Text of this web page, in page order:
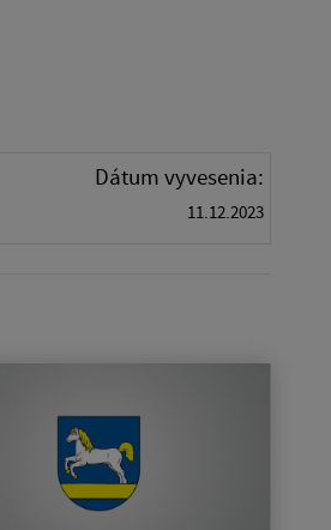
Dátum vyvesenia:
11.12.2023